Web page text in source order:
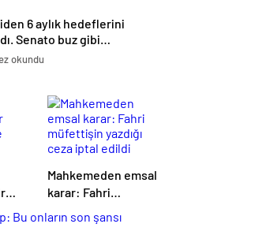
6 aylık hedeflerini
Senato buz gibi…
okundu
Mahkemeden emsal
karar: Fahri
ceza iptal edildi